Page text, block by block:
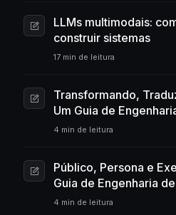
LLMs multimodais:
construir sistemas
17 min de leitura
Transformando,
Um Guia de
4 min de leitura
Público, Persona e
Guia de Engenharia
4 min de leitura